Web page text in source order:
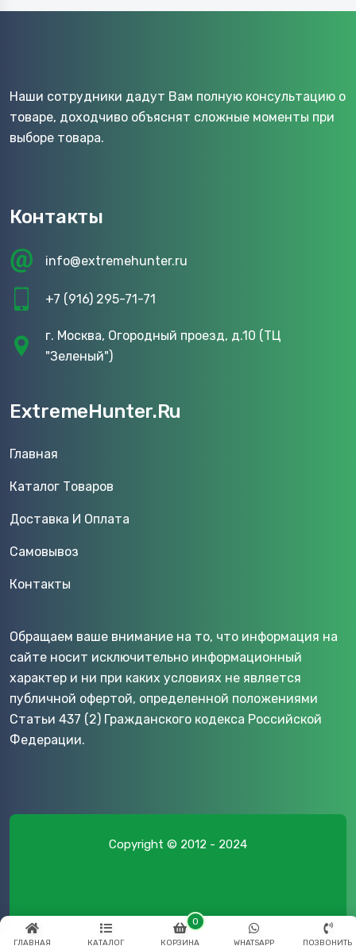
ГЛАВНАЯ КАТАЛОГ КОРЗИНА
0
WHATSAPP ПОЗВОНИТЬ
Наши сотрудники дадут Вам полную консультацию о
товаре, доходчиво объяснят сложные моменты при
выборе товара.
Контакты
info@extremehunter.ru
+7 (916) 295-71-71
г. Москва, Огородный проезд, д.10 (ТЦ
"Зеленый")
ExtremeHunter.Ru
Главная
Каталог Товаров
Доставка И Оплата
Самовывоз
Контакты
Обращаем ваше внимание на то, что информация на
сайте носит исключительно информационный
характер и ни при каких условиях не является
публичной офертой, определенной положениями
Статьи 437 (2) Гражданского кодекса Российской
Федерации.
Copyright © 2012 - 2024